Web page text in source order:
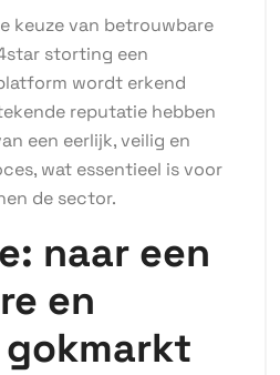
keuze van betrouwbare
storting een
wordt erkend
reputatie hebben
een eerlijk, veilig en
wat essentieel is voor
de sector.
naar een
en